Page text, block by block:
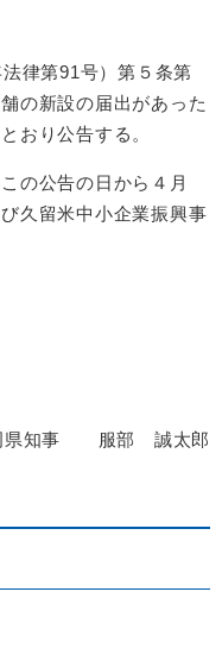
律第91号）第５条第
の新設の届出があった
おり公告する。
の公告の日から４月
久留米中小企業振興事
県知事 服部 誠太郎